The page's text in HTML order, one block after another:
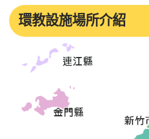
環教設施場所介紹